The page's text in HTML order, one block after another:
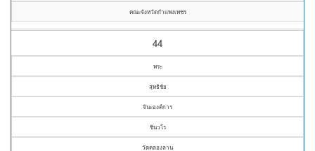
คณะจังหวัดกำแพงเพชร
44
พระ
สุทธิชัย
จินะองค์การ
ชินวโร
วัดคลองลาน